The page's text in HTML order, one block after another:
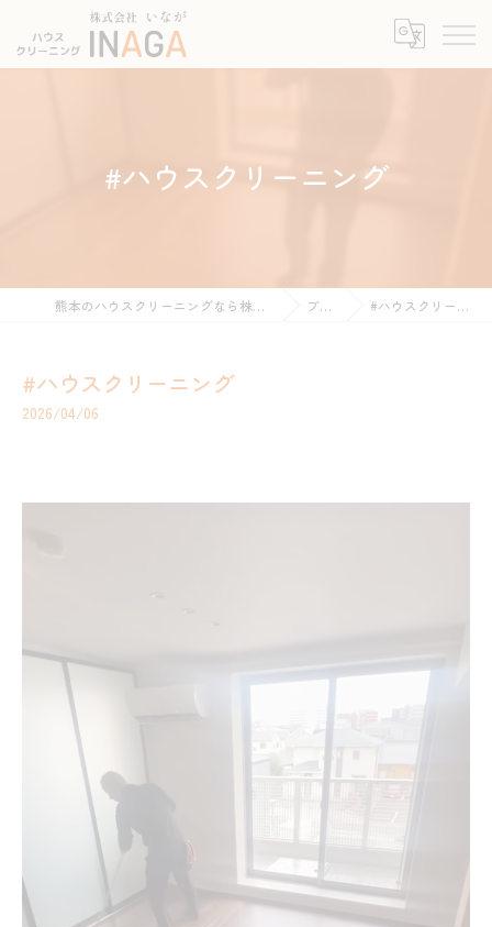
#ハウスクリーニング
熊本のハウスクリーニングなら株式会社INAGA ブログ #ハウスクリーニング
#ハウスクリーニング
2026/04/06